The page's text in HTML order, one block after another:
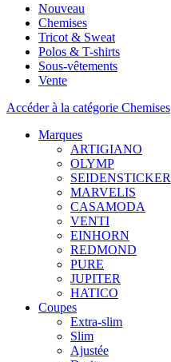
Nouveau
Chemises
Tricot & Sweat
Polos & T-shirts
Sous-vêtements
Vente
Accéder à la catégorie Chemises
Marques
ARTIGIANO
OLYMP
SEIDENSTICKER
MARVELIS
CASAMODA
VENTI
EINHORN
REDMOND
PURE
JUPITER
HATICO
Coupes
Extra-slim
Slim
Ajustée